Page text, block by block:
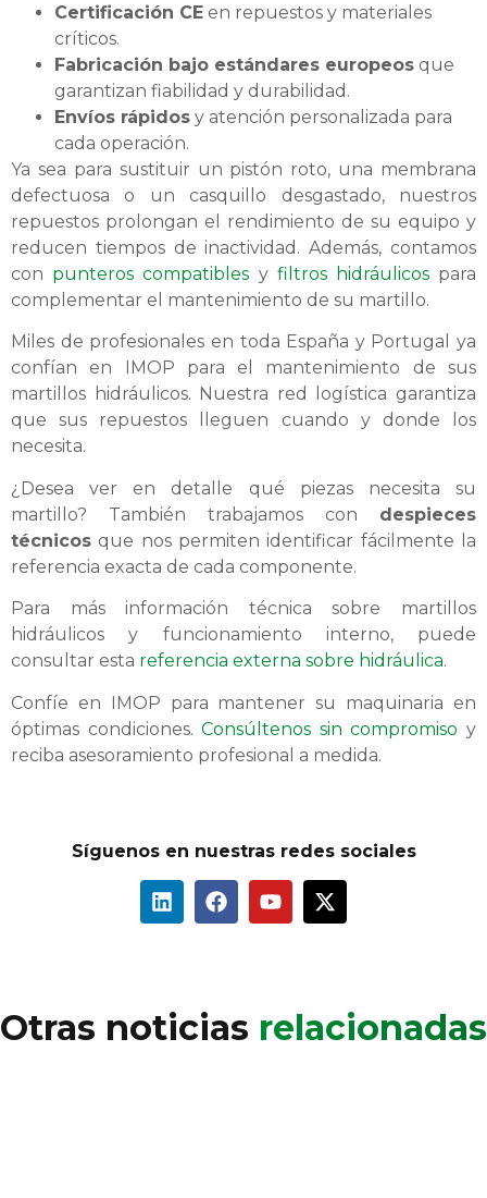
Certificación CE en repuestos y materiales
críticos.
Fabricación bajo estándares europeos que
garantizan fiabilidad y durabilidad.
Envíos rápidos y atención personalizada para
cada operación.
Ya sea para sustituir un pistón roto, una membrana
defectuosa o un casquillo desgastado, nuestros
repuestos prolongan el rendimiento de su equipo y
reducen tiempos de inactividad. Además, contamos
con punteros compatibles y filtros hidráulicospara
complementar el mantenimiento de su martillo.
Miles de profesionales en toda España y Portugal ya
confían en IMOP para el mantenimiento de sus
martillos hidráulicos. Nuestra red logística garantiza
que sus repuestos lleguen cuando y donde los
necesita.
¿Desea ver en detalle qué piezas necesita su
martillo? También trabajamos con despieces
técnicos que nos permiten identificar fácilmente la
referencia exacta de cada componente.
Para más información técnica sobre martillos
hidráulicos y funcionamiento interno, puede
consultar esta referencia externa sobre hidráulica.
Confíe en IMOP para mantener su maquinaria en
óptimas condiciones.Consúltenos sin compromiso y
reciba asesoramiento profesional a medida.
Síguenos en nuestras redes sociales
Otras noticias relacionadas